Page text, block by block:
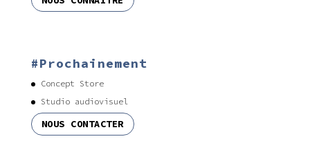
#Prochainement
Concept Store
Studio audiovisuel
NOUS CONTACTER